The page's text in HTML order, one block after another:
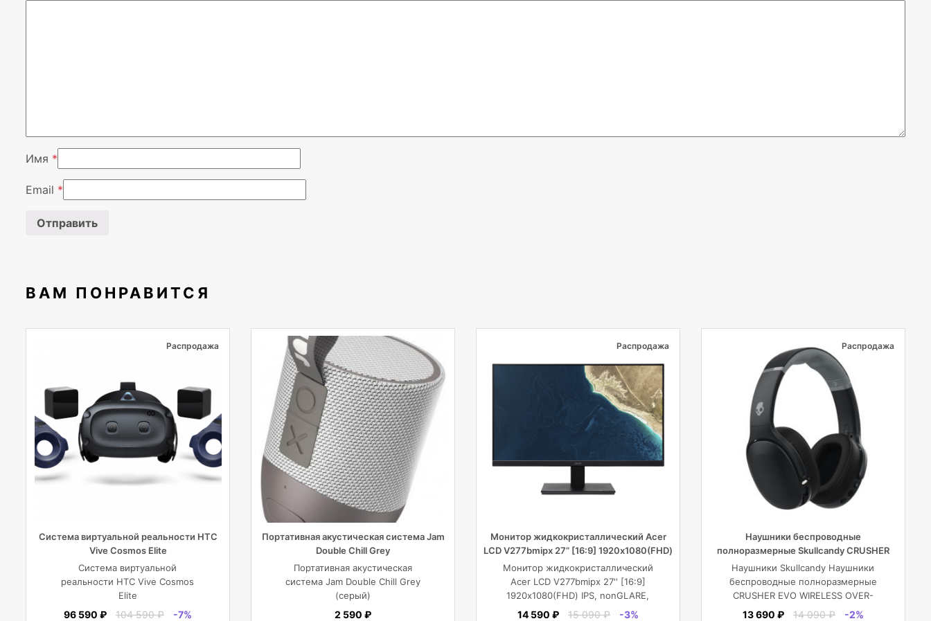
Имя *
Email *
ВАМ ПОНРАВИТСЯ
Система виртуальной реальности HTC
Vive Cosmos Elite
Система виртуальной
реальности HTC Vive Cosmos
Elite
96 590 ₽ 104 590 ₽ -7%
Распродажа
Портативная акустическая система Jam
Double Chill Grey
Портативная акустическая
система Jam Double Chill Grey
(серый)
2 590 ₽
Монитор жидкокристаллический Acer
LCD V277bmipx 27” [16:9] 1920х1080(FHD)
IPS
Монитор жидкокристаллический
Acer LCD V277bmipx 27'' [16:9]
1920х1080(FHD) IPS, nonGLARE,
250cd/m2, H178°/V178°, 3000:1,
14 590 ₽ 15 090 ₽ -3%
Распродажа
Наушники беспроводные
полноразмерные Skullcandy CRUSHER
EVO WIRELESS OVER-EAR, черные
Наушники Skullcandy Наушники
беспроводные полноразмерные
CRUSHER EVO WIRELESS OVER-
EAR, черные
13 690 ₽ 14 090 ₽ -2%
Распродажа